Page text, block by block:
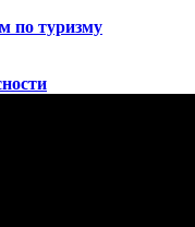
по туризму